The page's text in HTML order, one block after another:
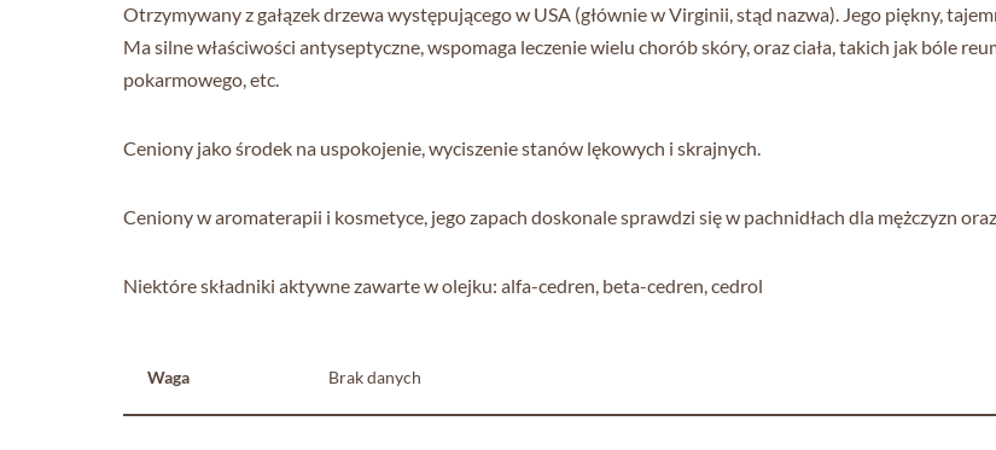
Otrzymywany z gałązek drzewa występującego w USA (głównie w Virginii, stąd nazwa). Jego piękny,
Ma silne właściwości antyseptyczne, wspomaga leczenie wielu chorób skóry, oraz ciała, takich jak bóle
pokarmowego, etc.
Ceniony jako środek na uspokojenie, wyciszenie stanów lękowych i skrajnych.
Ceniony w aromaterapii i kosmetyce, jego zapach doskonale sprawdzi się w pachnidłach dla mężczyzn
Niektóre składniki aktywne zawarte w olejku: alfa-cedren, beta-cedren, cedrol
Waga Brak danych